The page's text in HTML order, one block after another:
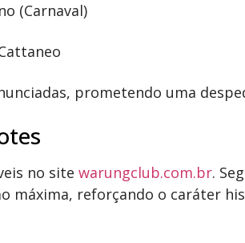
(Carnaval)
prometendo uma
no site warungclub.com.br.
máxima, reforçando o caráter